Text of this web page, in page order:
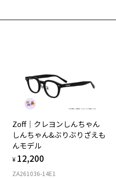
Zoff｜クレヨンしんちゃん
しんちゃん&ぶりぶりざえも
んモデル
¥ 12,200
ZA261036-14E1